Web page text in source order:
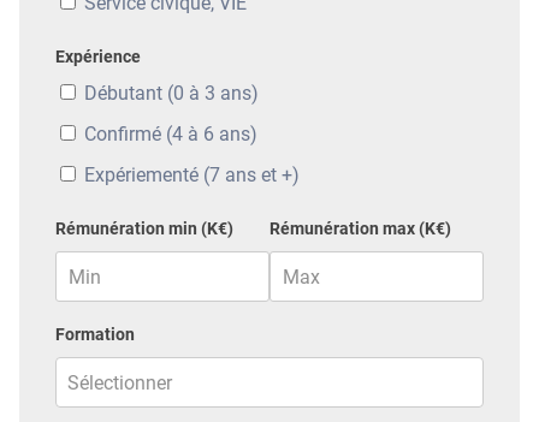
Expérience
Débutant (0 à 3 ans)
Confirmé (4 à 6 ans)
Expériementé (7 ans et +)
Rémunération min (K€) Rémunération max (K€)
Formation